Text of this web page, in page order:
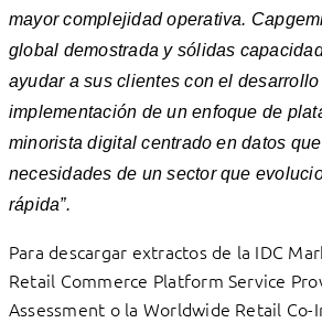
mayor complejidad operativa.
global demostrada y sólidas
ayudar a sus clientes con el desarrollo
implementación de un enfoque de
minorista digital centrado en datos
necesidades de un sector que
rápida”.
Para descargar extractos de la IDC
Retail Commerce Platform Service
Assessment o la Worldwide Retail Co-